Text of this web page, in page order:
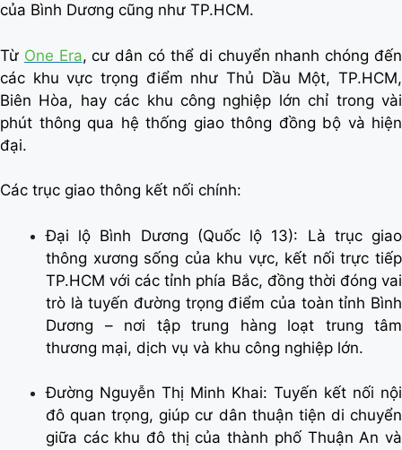
của Bình Dương cũng như TP.HCM.
Từ One Era, cư dân có thể di chuyển nhanh chóng đến
các khu vực trọng điểm như Thủ Dầu Một, TP.HCM,
Biên Hòa, hay các khu công nghiệp lớn chỉ trong vài
phút thông qua hệ thống giao thông đồng bộ và hiện
đại.
Các trục giao thông kết nối chính:
Đại lộ Bình Dương (Quốc lộ 13): Là trục giao
thông xương sống của khu vực, kết nối trực tiếp
TP.HCM với các tỉnh phía Bắc, đồng thời đóng vai
trò là tuyến đường trọng điểm của toàn tỉnh Bình
Dương – nơi tập trung hàng loạt trung tâm
thương mại, dịch vụ và khu công nghiệp lớn.
Đường Nguyễn Thị Minh Khai: Tuyến kết nối nội
đô quan trọng, giúp cư dân thuận tiện di chuyển
giữa các khu đô thị của thành phố Thuận An và